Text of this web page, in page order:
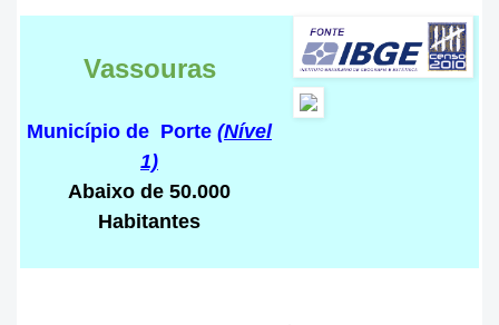
Vassouras
Município de Porte (Nível
1)
Abaixo de 50.000
Habitantes